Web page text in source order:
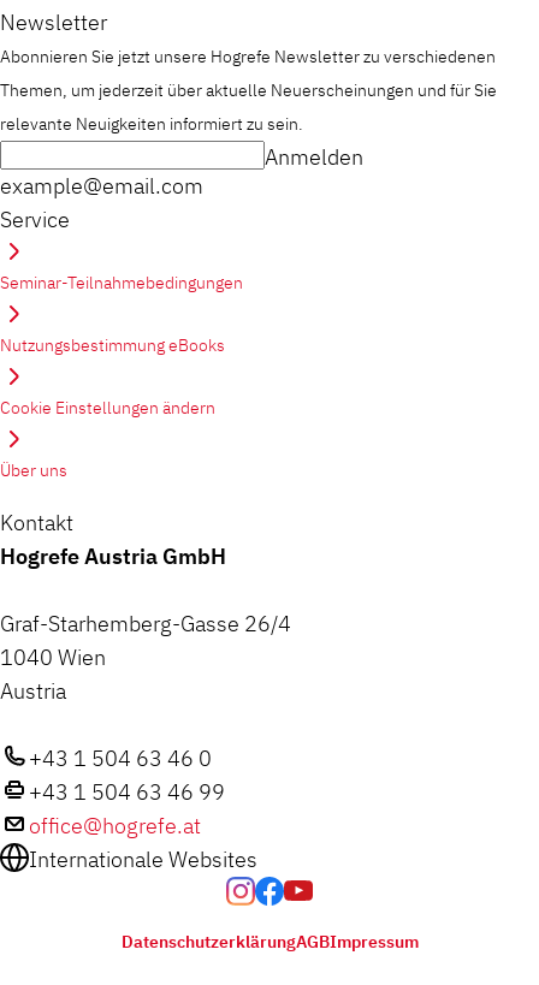
Newsletter
Abonnieren Sie jetzt unsere Hogrefe Newsletter zu verschiedenen
Themen, um jederzeit über aktuelle Neuerscheinungen und für Sie
relevante Neuigkeiten informiert zu sein.
example@email.com
Anmelden
Service
Seminar-Teilnahmebedingungen
Nutzungsbestimmung eBooks
Cookie Einstellungen ändern
Über uns
Kontakt
Hogrefe Austria GmbH
Graf-Starhemberg-Gasse 26/4
1040 Wien
Austria
+43 1 504 63 46 0
+43 1 504 63 46 99
office@hogrefe.at
Internationale Websites
DatenschutzerklärungAGBImpressum